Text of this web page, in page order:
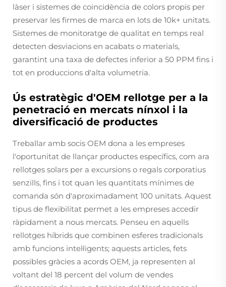
làser i sistemes de coincidència de colors propis per
preservar les firmes de marca en lots de 10k+ unitats.
Sistemes de monitoratge de qualitat en temps real
detecten desviacions en acabats o materials,
garantint una taxa de defectes inferior a 50 PPM fins i
tot en produccions d'alta volumetria.
Ús estratègic d'OEM rellotge per a la
penetració en mercats nínxol i la
diversificació de productes
Treballar amb socis OEM dona a les empreses
l'oportunitat de llançar productes específics, com ara
rellotges solars per a excursions o regals corporatius
senzills, fins i tot quan les quantitats mínimes de
comanda són d'aproximadament 100 unitats. Aquest
tipus de flexibilitat permet a les empreses accedir
ràpidament a nous mercats. Penseu en aquells
rellotges híbrids que combinen esferes tradicionals
amb funcions intel·ligents; aquests articles, fets
possibles gràcies a acords OEM, ja representen al
voltant del 18 percent del volum de vendes